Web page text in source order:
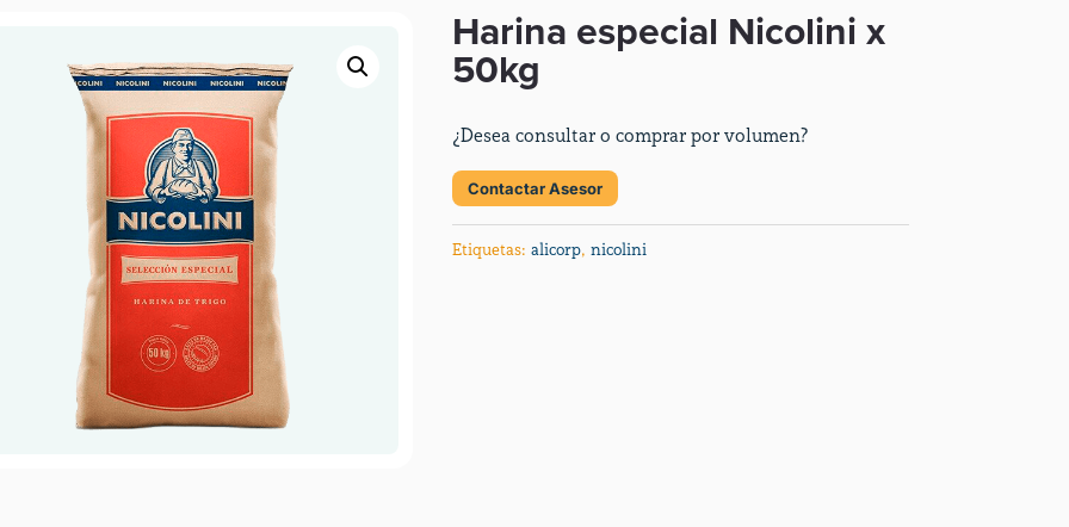
Harina especial Nicolini x
50kg
¿Desea consultar o comprar por volumen?
Contactar Asesor
Etiquetas: alicorp, nicolini